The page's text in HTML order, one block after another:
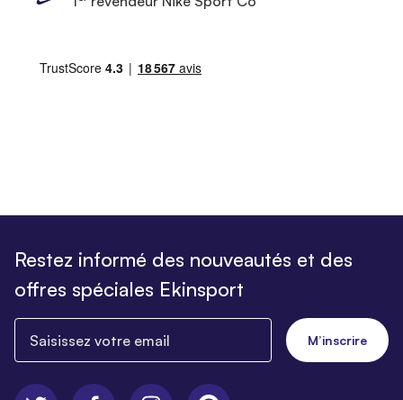
Restez informé des nouveautés et des
offres spéciales Ekinsport
M’inscrire